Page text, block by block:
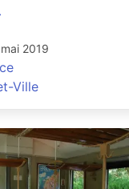
2019
Ville